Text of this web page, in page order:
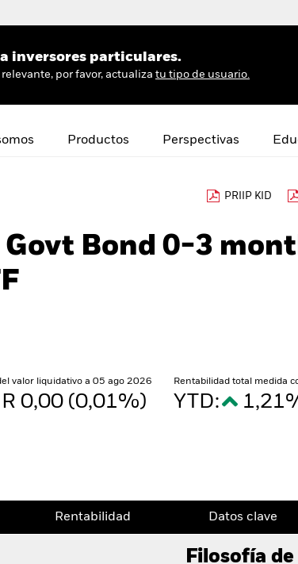
inversores particulares.
por favor, actualiza tu tipo de usuario.
Productos Perspectivas
PRIIP KID
Govt Bond 0-3
valor liquidativo a 05 ago 2026
0,00 (0,01%)
Rentabilidad total medida
YTD:
Rentabilidad Datos clave
Filosofía